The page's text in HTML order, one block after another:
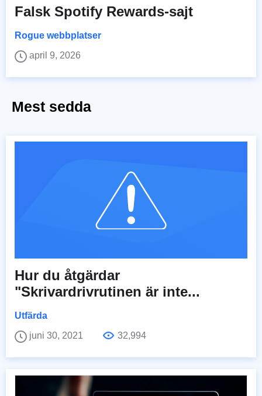
Falsk Spotify Rewards-sajt
Rogue webbplatser
april 9, 2026
Mest sedda
Hur du åtgärdar
"Skrivardrivrutinen är inte...
Utfärda
juni 30, 2021
32,994